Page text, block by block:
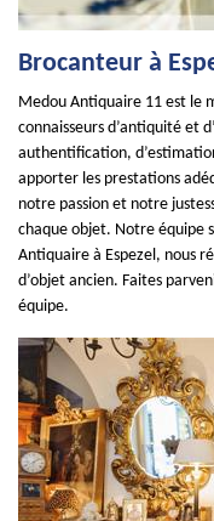
Brocanteur à
Medou Antiquaire 11 est le
connaisseurs d’antiquité et
authentification,
apporter les prestations
notre passion et notre
chaque objet. Notre équipe
Antiquaire à Espezel, nous
d’objet ancien. Faites
équipe.